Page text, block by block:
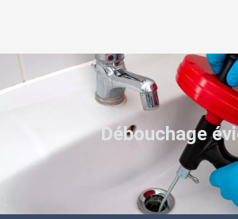
Débouchage